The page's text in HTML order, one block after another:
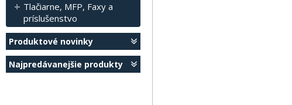
Tlačiarne, MFP, Faxy a
príslušenstvo
Produktové novinky
Najpredávanejšie produkty